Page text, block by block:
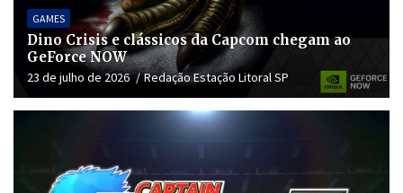
GAMES
Dino Crisis e clássicos da Capcom chegam ao
GeForce NOW
23 de julho de 2026 Redação Estação Litoral SP